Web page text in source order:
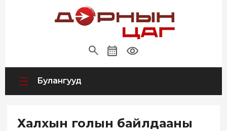
Булангууд
Халхын голын байлдааны